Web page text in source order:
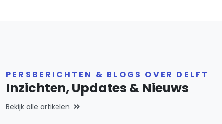
PERSBERICHTEN & BLOGS OVER DELFT
Inzichten, Updates & Nieuws
Bekijk alle artikelen